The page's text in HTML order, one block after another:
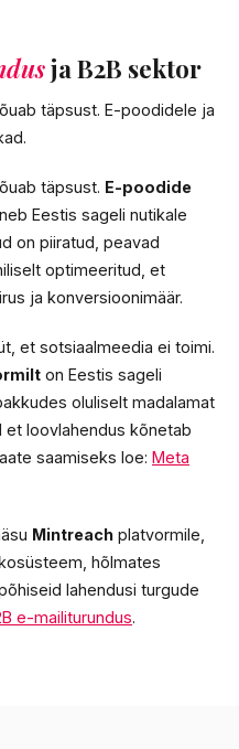
ja B2B sektor
täpsust. E-poodidele ja
täpsust. E-poodide
Eestis sageli nutikale
on piiratud, peavad
optimeeritud, et
ja konversioonimäär.
et sotsiaalmeedia ei toimi.
on Eestis sageli
oluliselt madalamat
et loovlahendus kõnetab
saamiseks loe: Meta
Mintreach platvormile,
hõlmates
lahendusi turgude
e-mailiturundus.